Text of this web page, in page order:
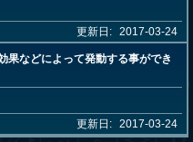
更新日: 2017-03-24
果などによって発動する事ができ
更新日: 2017-03-24